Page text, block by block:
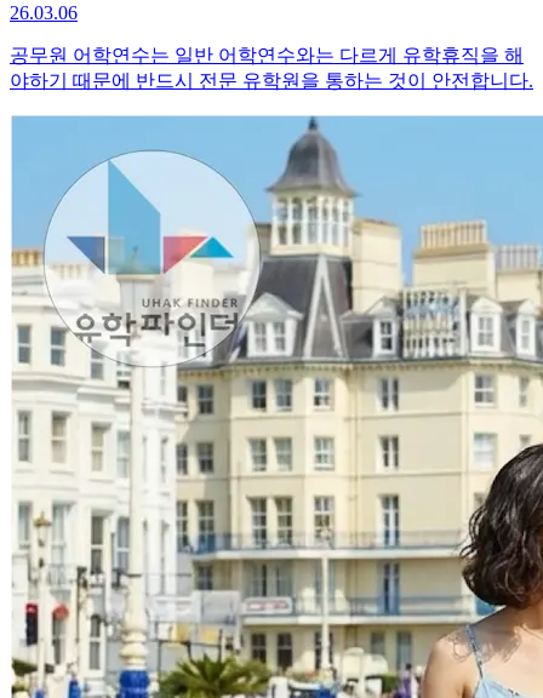
26.03.06
공무원 어학연수는 일반 어학연수와는 다르게 유학휴직을 해
야하기 때문에 반드시 전문 유학원을 통하는 것이 안전합니다.